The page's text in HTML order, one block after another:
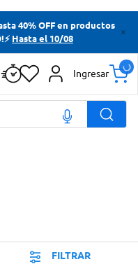
40% OFF en productos
Hasta el 10/08
Ingresar
FILTRAR